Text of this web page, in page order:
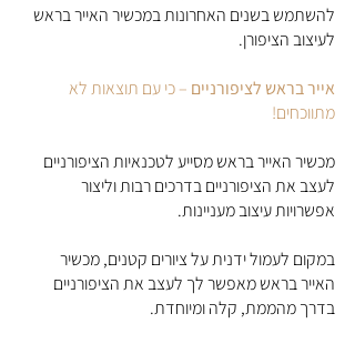
להשתמש בשנים האחרונות במכשיר האייר בראש
לעיצוב הציפורן.
אייר בראש לציפורניים – כי עם תוצאות לא
מתווכחים!
מכשיר האייר בראש מסייע לטכנאיות הציפורניים
לעצב את הציפורניים בדרכים רבות וליצור
אפשרויות עיצוב מעניינות.
במקום לעמול ידנית על ציורים קטנים, מכשיר
האייר בראש מאפשר לך לעצב את הציפורניים
בדרך מהממת, קלה ומיוחדת.